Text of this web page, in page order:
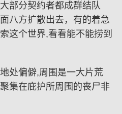
部分契约者都成群结队
八方扩散出去，有的着急
这个世界,看看能不能捞到
处偏僻,周围是一大片荒
集在庇护所周围的丧尸非